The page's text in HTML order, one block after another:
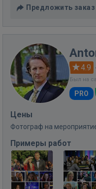
Предложить заказ
4.9 ·
Был на
PRO
Цены
Фотограф на
Примеры работ